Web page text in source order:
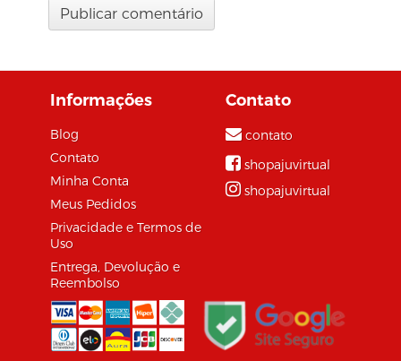
Informações
Blog
Contato
Minha Conta
Meus Pedidos
Privacidade e Termos de
Uso
Entrega, Devolução e
Reembolso
Contato
contato
shopajuvirtual
shopajuvirtual